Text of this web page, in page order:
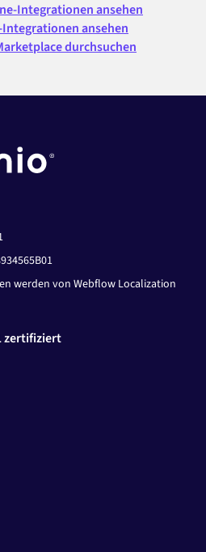
Integrationen ansehen
Integrationen ansehen
durchsuchen
werden von Webflow Localization
zertifiziert